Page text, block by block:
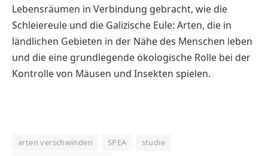
Lebensräumen in Verbindung gebracht, wie die
Schleiereule und die Galizische Eule: Arten, die in
ländlichen Gebieten in der Nähe des Menschen leben
und die eine grundlegende ökologische Rolle bei der
Kontrolle von Mäusen und Insekten spielen.
arten verschwinden SPEA
studie